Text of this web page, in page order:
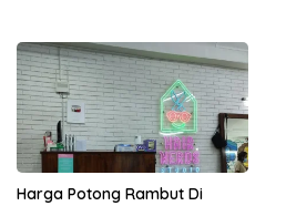
Harga Potong Rambut Di